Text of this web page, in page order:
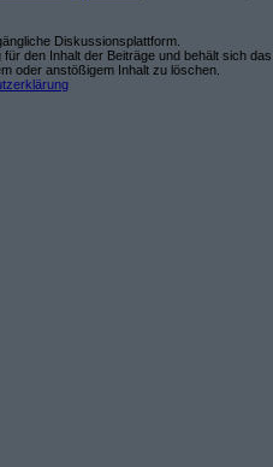
Diskussionsplattform.
den Inhalt der Beiträge und behält sich das
oder anstößigem Inhalt zu löschen.